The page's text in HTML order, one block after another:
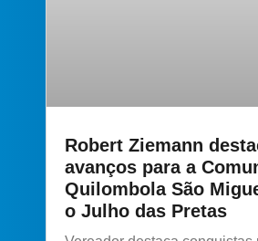
Robert Ziemann
avanços para a
Quilombola São
o Julho das Pretas